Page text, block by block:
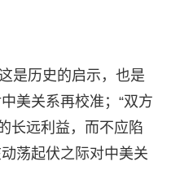
是历史的启示，也是
美关系再校准；“双方
长远利益，而不应陷
荡起伏之际对中美关